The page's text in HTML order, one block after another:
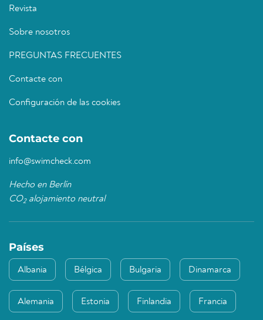
Revista
Sobre nosotros
PREGUNTAS FRECUENTES
Contacte con
Configuración de las cookies
Contacte con
info@swimcheck.com
Hecho en Berlín
CO2alojamiento neutral
Países
Albania Bélgica Bulgaria Dinamarca
Alemania Estonia Finlandia Francia